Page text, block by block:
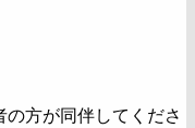
の方が同伴してくださ